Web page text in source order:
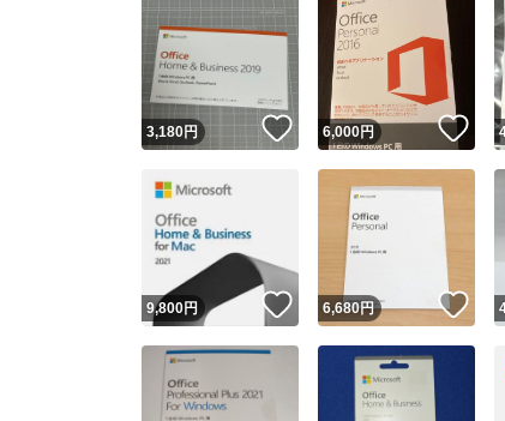
3,180円 いいね！
6,000円 い
9,800円 いいね！
6,680円 い